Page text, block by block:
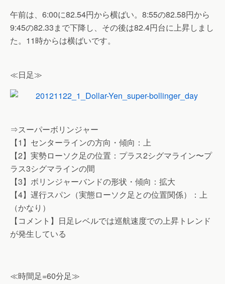
午前は、6:00に82.54円から横ばい。8:55の82.58円から
9:45の82.33まで下降し、その後は82.4円台に上昇しまし
た。11時からは横ばいです。
≪日足≫
⇒スーパーボリンジャー
【1】センターラインの方向・傾向：上
【2】実勢ローソク足の位置：プラス2シグマライン〜プ
ラス3シグマラインの間
【3】ボリンジャーバンドの形状・傾向：拡大
【4】遅行スパン（実態ローソク足との位置関係）：上
（かなり）
【コメント】日足レベルでは巡航速度での上昇トレンド
が発生している
≪時間足=60分足≫